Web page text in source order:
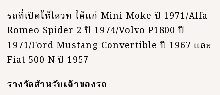
รถที่เปิดให้โหวท ได้แก่ Mini Moke ปี 1971/Alfa
Romeo Spider 2 ปี 1974/Volvo P1800 ปี
1971/Ford Mustang Convertible ปี 1967 และ
Fiat 500 N ปี 1957
รางวัลสำหรับเจ้าของรถ